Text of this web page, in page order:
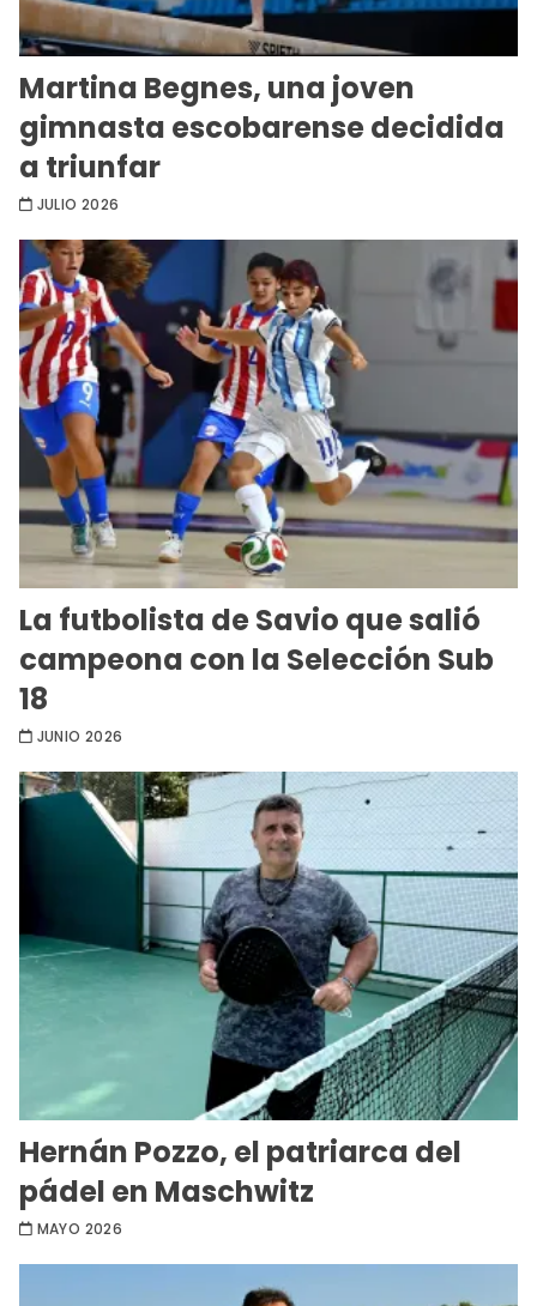
Martina Begnes, una joven
gimnasta escobarense decidida
a triunfar
JULIO 2026
La futbolista de Savio que salió
campeona con la Selección Sub
18
JUNIO 2026
Hernán Pozzo, el patriarca del
pádel en Maschwitz
MAYO 2026